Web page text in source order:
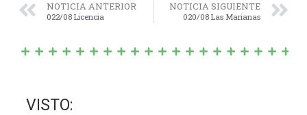
NOTICIA ANTERIOR
022/08 Licencia
NOTICIA SIGUIENTE
020/08 Las Marianas
VISTO: